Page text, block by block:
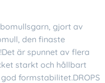
gjort av
den finaste
är spunnet av flera
starkt och hållbart
formstabilitet.DROPS